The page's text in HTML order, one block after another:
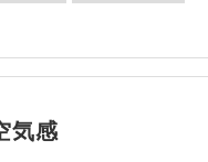
気感